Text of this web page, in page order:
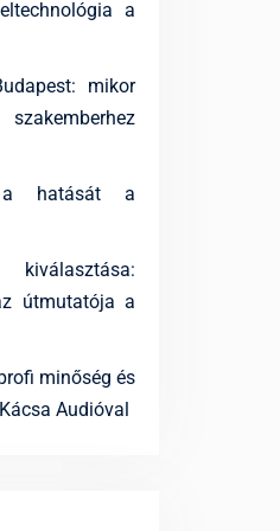
a
mikor
hatását a
útmutatója a
minőség és
Audióval